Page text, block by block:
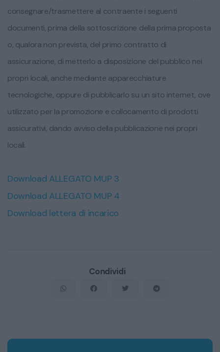
consegnare/trasmettere al contraente i seguenti
documenti, prima della sottoscrizione della prima proposta
o, qualora non prevista, del primo contratto di
assicurazione, di metterlo a disposizione del pubblico nei
propri locali, anche mediante apparecchiature
tecnologiche, oppure di pubblicarlo su un sito internet, ove
utilizzato per la promozione e collocamento di prodotti
assicurativi, dando avviso della pubblicazione nei propri
locali.
Download ALLEGATO MUP 3
Download ALLEGATO MUP 4
Download lettera di incarico
Condividi